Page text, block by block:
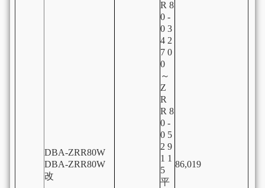
DBA-ZRR80W
DBA-ZRR80W
改
R 8
0 -
0 3
4 2
7 0
0
～
Z
R
R 8
0 -
0 5
2 9
1 1
5
平
86,019